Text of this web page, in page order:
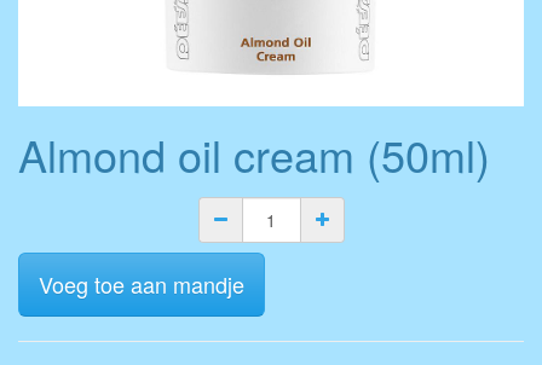
Almond oil cream (50ml)
Voeg toe aan mandje